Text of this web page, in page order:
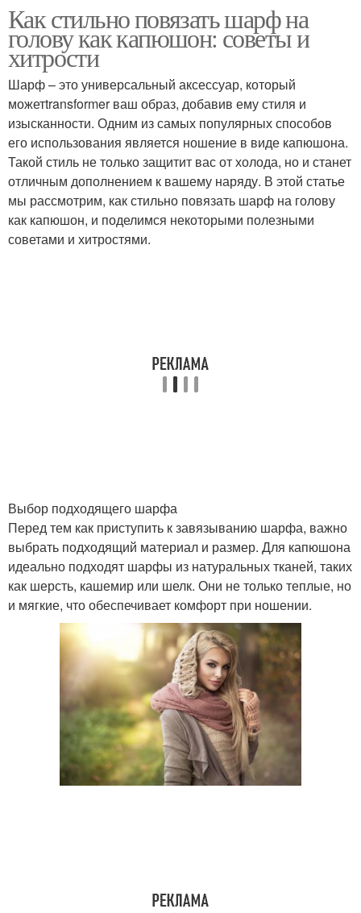
Шарф в стиле Шарф с бантами
Шарф с повязкой Шарф с косичкой
Шарф с перьями
Способ для длинных
шарфов
Как стильно повязать шарф на
голову как капюшон: советы и
хитрости
Шарф – это универсальный аксессуар, который
можетtransformer ваш образ, добавив ему стиля и
изысканности. Одним из самых популярных способов
его использования является ношение в виде капюшона.
Такой стиль не только защитит вас от холода, но и станет
отличным дополнением к вашему наряду. В этой статье
мы рассмотрим, как стильно повязать шарф на голову
как капюшон, и поделимся некоторыми полезными
советами и хитростями.
Выбор подходящего шарфа
Перед тем как приступить к завязыванию шарфа, важно
выбрать подходящий материал и размер. Для капюшона
идеально подходят шарфы из натуральных тканей, таких
как шерсть, кашемир или шелк. Они не только теплые, но
и мягкие, что обеспечивает комфорт при ношении.